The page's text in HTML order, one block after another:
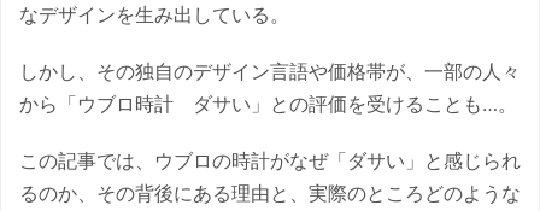
なデザインを生み出している。
しかし、その独自のデザイン言語や価格帯が、一部の人々
から「ウブロ時計 ダサい」との評価を受けることも…。
この記事では、ウブロの時計がなぜ「ダサい」と感じられ
るのか、その背後にある理由と、実際のところどのような